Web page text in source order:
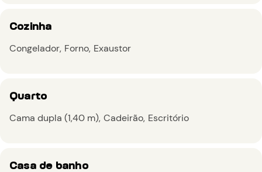
Cozinha
Congelador Forno Exaustor
Quarto
Cama dupla (1,40 m) Cadeirão Escritório
Casa de banho